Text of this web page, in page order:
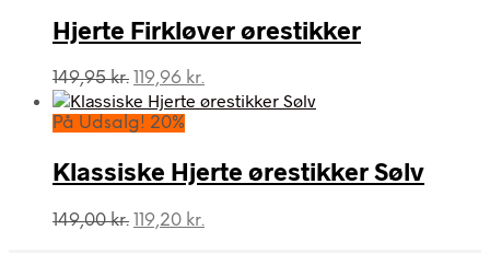
149,00 kr..
Hjerte Firkløver ørestikker
149,95kr. Den
oprindelige
pris
149,95 kr..
119,96 kr.
aktuelle
119,96 kr..
På Udsalg! 20%
Klassiske Hjerte ørestikker Sølv
149,00kr. Den
119,20 kr.